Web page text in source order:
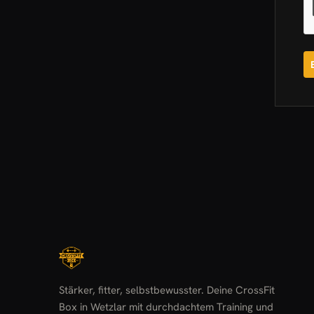
Stärker, fitter, selbstbewusster. Deine CrossFit
Box in Wetzlar mit durchdachtem Training und